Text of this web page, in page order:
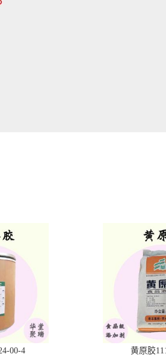
00-4 黄原胶